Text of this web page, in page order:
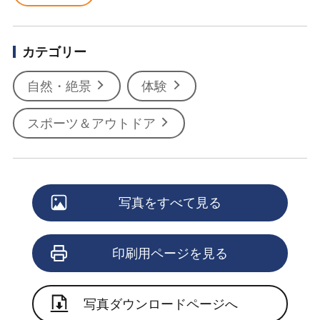
カテゴリー
自然・絶景 体験
スポーツ＆アウトドア
写真をすべて見る
印刷用ページを見る
写真ダウンロードページへ